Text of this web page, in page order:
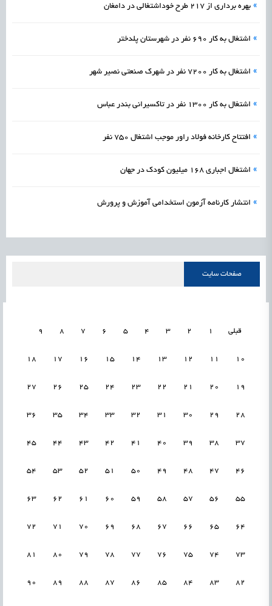
» بهره برداری از 217 طرح خوداشتغالی در دامغان
» اشتغال به کار 690 نفر در شهرستان پلدختر
» اشتغال به کار 7200 نفر در شهرک صنعتی نصیر شهر
» اشتغال به کار 1300 نفر در تاکسیرانی بندر عباس
» افتتاح کارخانه فولاد راور موجب اشتغال 750 نفر
» اشتغال اجباری 168 میلیون کودک در جهان
» انتشار کارنامه آزمون استخدامی آموزش و پرورش
صفحات سایت
قبلی 1
2
3
4
5
6
7
8
9
10
11
12
13
14
15
16
17
18
19
20
21
22
23
24
25
26
27
28
29
30
31
32
33
34
35
36
37
38
39
40
41
42
43
44
45
46
47
48
49
50
51
52
53
54
55
56
57
58
59
60
61
62
63
64
65
66
67
68
69
70
71
72
73
74
75
76
77
78
79
80
81
82
83
84
85
86
87
88
89
90